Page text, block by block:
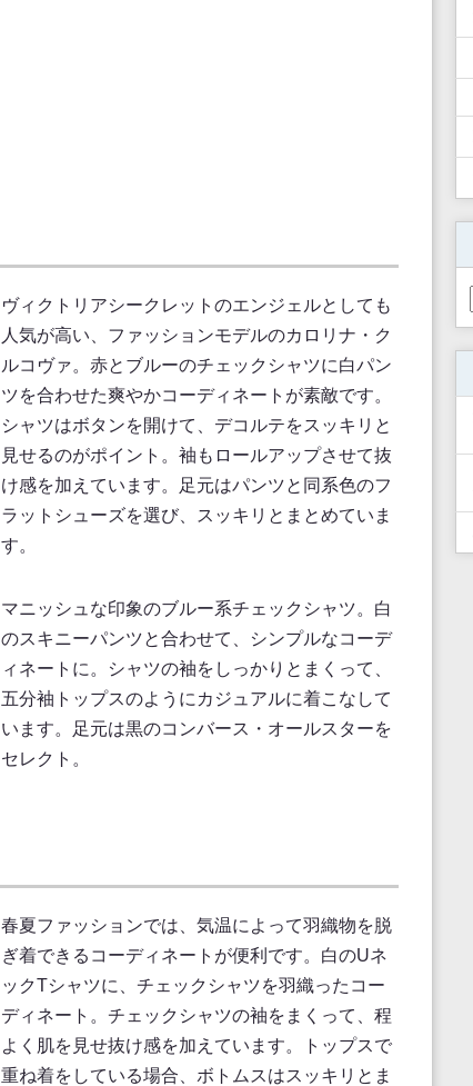
ヴィクトリアシークレットのエンジェルとしても
人気が高い、ファッションモデルのカロリナ・ク
ルコヴァ。赤とブルーのチェックシャツに白パン
ツを合わせた爽やかコーディネートが素敵です。
シャツはボタンを開けて、デコルテをスッキリと
見せるのがポイント。袖もロールアップさせて抜
け感を加えています。足元はパンツと同系色のフ
ラットシューズを選び、スッキリとまとめていま
す。
マニッシュな印象のブルー系チェックシャツ。白
のスキニーパンツと合わせて、シンプルなコーデ
ィネートに。シャツの袖をしっかりとまくって、
五分袖トップスのようにカジュアルに着こなして
います。足元は黒のコンバース・オールスターを
セレクト。
春夏ファッションでは、気温によって羽織物を脱
ぎ着できるコーディネートが便利です。白のUネ
ックTシャツに、チェックシャツを羽織ったコー
ディネート。チェックシャツの袖をまくって、程
よく肌を見せ抜け感を加えています。トップスで
重ね着をしている場合、ボトムスはスッキリとま